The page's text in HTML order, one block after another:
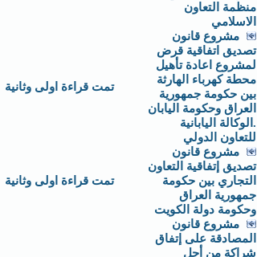
منظمة التعاون
الاسلامي
مشروع قانون
تصديق اتفاقية قرض
لمشروع اعادة تأهيل
محطة كهرباء الهارثة
بين حكومة جمهورية
العراق وحكومة اليابان
.الوكالة اليابانية
للتعاون الدولي
تمت قراءة اولى وثانية
مشروع قانون
تصديق إتفاقية التعاون
التجاري بين حكومة
جمهورية العراق
وحكومة دولة الكويت
تمت قراءة اولى وثانية
مشروع قانون
المصادقة على إتفاق
شراكة من أجل